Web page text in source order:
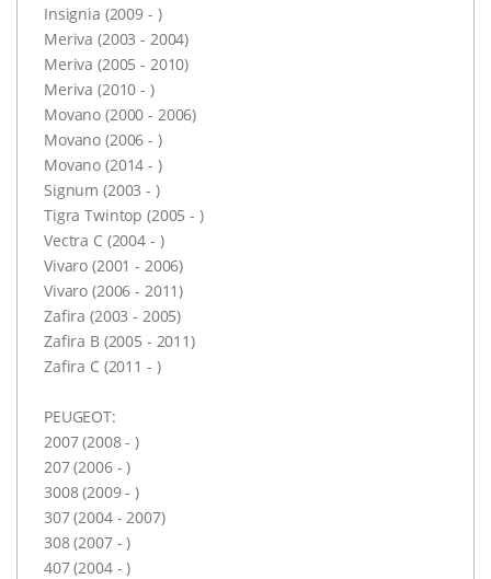
Insignia (2009 - )
Meriva (2003 - 2004)
Meriva (2005 - 2010)
Meriva (2010 - )
Movano (2000 - 2006)
Movano (2006 - )
Movano (2014 - )
Signum (2003 - )
Tigra Twintop (2005 - )
Vectra C (2004 - )
Vivaro (2001 - 2006)
Vivaro (2006 - 2011)
Zafira (2003 - 2005)
Zafira B (2005 - 2011)
Zafira C (2011 - )
PEUGEOT:
2007 (2008 - )
207 (2006 - )
3008 (2009 - )
307 (2004 - 2007)
308 (2007 - )
407 (2004 - )